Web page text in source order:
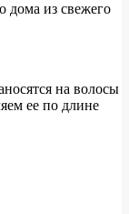
дома из свежего
на волосы
ее по длине